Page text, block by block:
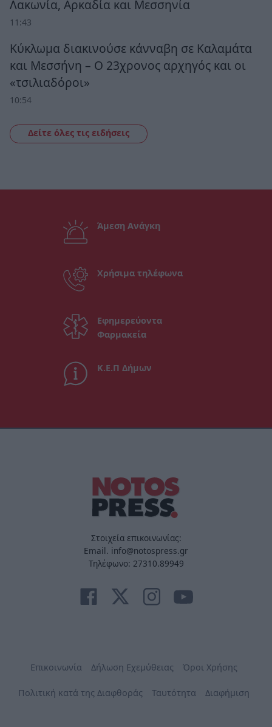
Λακωνία, Αρκαδία και Μεσσηνία
11:43
Κύκλωμα διακινούσε κάνναβη σε Καλαμάτα
και Μεσσήνη – Ο 23χρονος αρχηγός και οι
«τσιλιαδόροι»
10:54
Δείτε όλες τις ειδήσεις
Άμεση Ανάγκη
Χρήσιμα τηλέφωνα
Εφημερεύοντα
Φαρμακεία
Κ.Ε.Π Δήμων
Στοιχεία επικοινωνίας:
Email. info@notospress.gr
Τηλέφωνο: 27310.89949
Επικοινωνία Δήλωση Εχεμύθειας Όροι Χρήσης
Πολιτική κατά της Διαφθοράς Ταυτότητα Διαφήμιση